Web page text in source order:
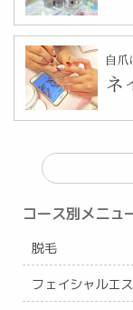
コース別メニュ
脱毛
フェイシャルエ
自
ネ